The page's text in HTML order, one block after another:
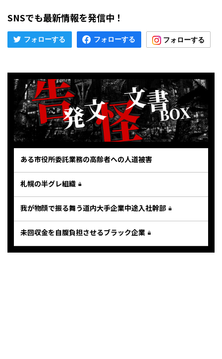
SNSでも最新情報を発信中！
ある市役所委託業務の高齢者への人道被害
札幌の半グレ組織
我が物顔で振る舞う道内大手企業中途入社幹部
未回収金を自腹負担させるブラック企業